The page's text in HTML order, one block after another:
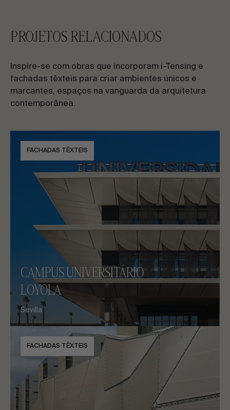
PROJETOS RELACIONADOS
Inspire-se com obras que incorporam i-Tensing e
fachadas têxteis para criar ambientes únicos e
marcantes, espaços na vanguarda da arquitetura
contemporânea.
FACHADAS TÊXTEIS
CAMPUS UNIVERSITÁRIO
LOYOLA
Sevilla
FACHADAS TÊXTEIS